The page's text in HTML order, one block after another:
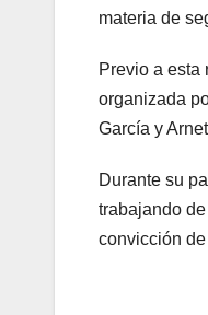
materia de
Previo a esta
organizada
García y
Durante su
trabajando
convicción